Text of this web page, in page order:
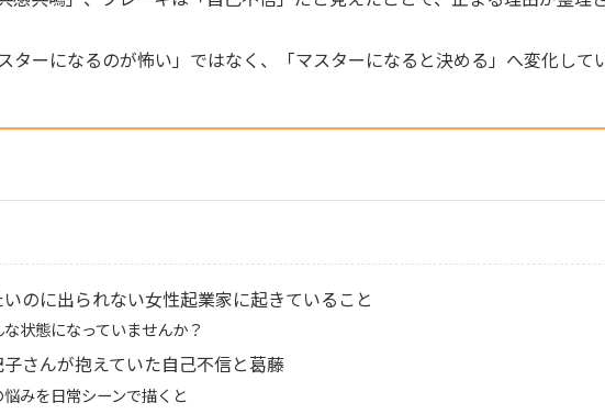
ターになるのが怖い」ではなく、「マスターになると決める」へ変化して
のに出られない女性起業家に起きていること
な状態になっていませんか？
さんが抱えていた自己不信と葛藤
悩みを日常シーンで描くと